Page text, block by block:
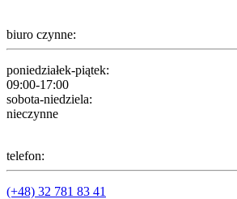
biuro czynne:
poniedziałek-piątek:
09:00-17:00
sobota-niedziela:
nieczynne
telefon:
(+48) 32 781 83 41